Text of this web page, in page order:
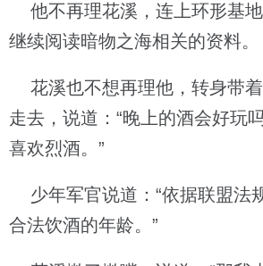
他不再理花溪，连上环形基
继续阅读暗物之海相关的资料。
花溪也不想再理他，转身带
走去，说道：“晚上的酒会好玩
喜欢烈酒。”
少年军官说道：“依据联盟法
合法饮酒的年龄。”